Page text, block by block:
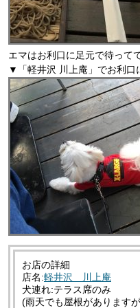
エマはお利口に足元で待って
▼「軽井沢 川上庵」でお利口
お店の詳細
店名:軽井沢 川上庵
犬連れ:テラス席のみ
(雨天でも屋根があります